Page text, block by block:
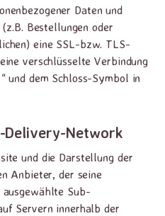
Daten und
Bestellungen oder
eine SSL-bzw. TLS-
verschlüsselte Verbindung
und dem Schloss-Symbol in
Delivery-Network
und die Darstellung der
Anbieter, der seine
Sub-
Servern innerhalb der